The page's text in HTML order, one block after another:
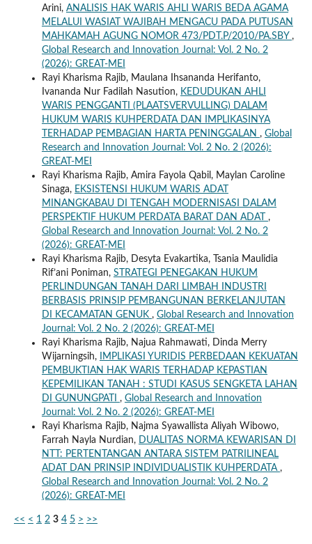
Arini, ANALISIS HAK WARIS AHLI WARIS BEDA AGAMA
MELALUI WASIAT WAJIBAH MENGACU PADA PUTUSAN
MAHKAMAH AGUNG NOMOR 473/PDT.P/2010/PA.SBY ,
Global Research and Innovation Journal: Vol. 2 No. 2
(2026): GREAT-MEI
Rayi Kharisma Rajib, Maulana Ihsananda Herifanto,
Ivananda Nur Fadilah Nasution, KEDUDUKAN AHLI
WARIS PENGGANTI (PLAATSVERVULLING) DALAM
HUKUM WARIS KUHPERDATA DAN IMPLIKASINYA
TERHADAP PEMBAGIAN HARTA PENINGGALAN , Global
Research and Innovation Journal: Vol. 2 No. 2 (2026):
GREAT-MEI
Rayi Kharisma Rajib, Amira Fayola Qabil, Maylan Caroline
Sinaga, EKSISTENSI HUKUM WARIS ADAT
MINANGKABAU DI TENGAH MODERNISASI DALAM
PERSPEKTIF HUKUM PERDATA BARAT DAN ADAT ,
Global Research and Innovation Journal: Vol. 2 No. 2
(2026): GREAT-MEI
Rayi Kharisma Rajib, Desyta Evakartika, Tsania Maulidia
Rif’ani Poniman, STRATEGI PENEGAKAN HUKUM
PERLINDUNGAN TANAH DARI LIMBAH INDUSTRI
BERBASIS PRINSIP PEMBANGUNAN BERKELANJUTAN
DI KECAMATAN GENUK , Global Research and Innovation
Journal: Vol. 2 No. 2 (2026): GREAT-MEI
Rayi Kharisma Rajib, Najua Rahmawati, Dinda Merry
Wijarningsih,
IMPLIKASI YURIDIS PERBEDAAN KEKUATAN
PEMBUKTIAN HAK WARIS TERHADAP KEPASTIAN
KEPEMILIKAN TANAH : STUDI KASUS SENGKETA LAHAN
DI GUNUNGPATI , Global Research and Innovation
Journal: Vol. 2 No. 2 (2026): GREAT-MEI
Rayi Kharisma Rajib, Najma Syawallista Aliyah Wibowo,
Farrah Nayla Nurdian,
DUALITAS NORMA KEWARISAN DI
NTT: PERTENTANGAN ANTARA SISTEM PATRILINEAL
ADAT DAN PRINSIP INDIVIDUALISTIK KUHPERDATA ,
Global Research and Innovation Journal: Vol. 2 No. 2
(2026): GREAT-MEI
<< < 1 2 3 4 5 > >>